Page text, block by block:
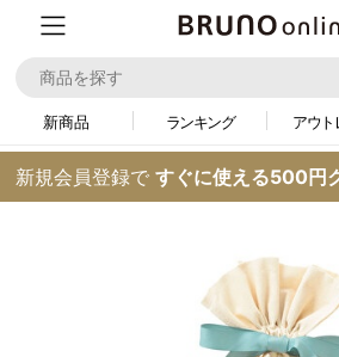
新商品 ランキング アウト
新規会員登録で すぐに使える500円